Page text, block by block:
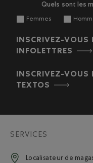
Quels sont les
Femmes
INSCRIVEZ-VOUS
INFOLETTRES
INSCRIVEZ-VOUS
TEXTOS
SERVICES
Localisateur de